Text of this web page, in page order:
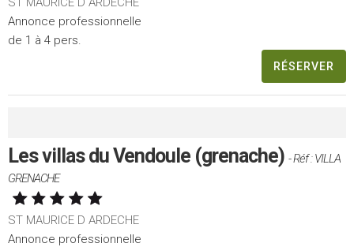
Annonce professionnelle
de 1 à 4 pers.
RÉSERVER
Les villas du Vendoule (grenache) - Réf : VILLA
GRENACHE
ST MAURICE D ARDECHE
Annonce professionnelle